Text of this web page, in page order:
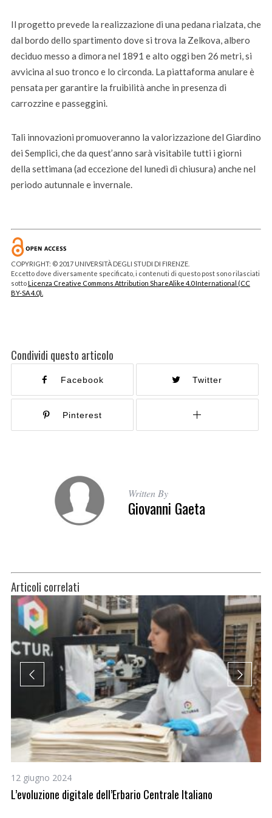
Il progetto prevede la realizzazione di una pedana rialzata, che
dal bordo dello spartimento dove si trova la Zelkova, albero
deciduo messo a dimora nel 1891 e alto oggi ben 26 metri, si
avvicina al suo tronco e lo circonda. La piattaforma anulare è
pensata per garantire la fruibilità anche in presenza di
carrozzine e passeggini.
Tali innovazioni promuoveranno la valorizzazione del Giardino
dei Semplici, che da quest’anno sarà visitabile tutti i giorni
della settimana (ad eccezione del lunedì di chiusura) anche nel
periodo autunnale e invernale.
COPYRIGHT: © 2017 UNIVERSITÀ DEGLI STUDI DI FIRENZE.
Eccetto dove diversamente specificato, i contenuti di questo post sono rilasciati
sottoLicenza Creative Commons Attribution ShareAlike 4.0 International (CC
BY-SA 4.0).
Condividi questo articolo
Facebook Twitter
Pinterest
Written By
Giovanni Gaeta
Articoli correlati
12 giugno 2024
L’evoluzione digitale dell’Erbario Centrale Italiano